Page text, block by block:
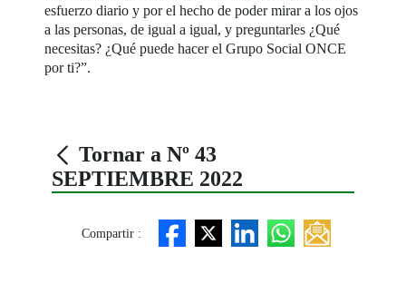
esfuerzo diario y por el hecho de poder mirar a los ojos
a las personas, de igual a igual, y preguntarles ¿Qué
necesitas? ¿Qué puede hacer el Grupo Social ONCE
por ti?”.
Tornar a Nº 43
SEPTIEMBRE 2022
Compartir :